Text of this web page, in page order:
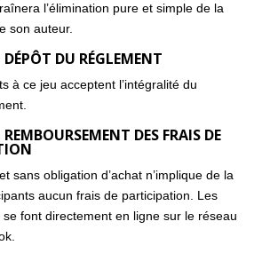
l’élimination pure et simple de la
son auteur.
DU RÉGLEMENT
à ce jeu acceptent l’intégralité du
DES FRAIS DE
sans obligation d’achat n’implique de la
aucun frais de participation. Les
font directement en ligne sur le réseau